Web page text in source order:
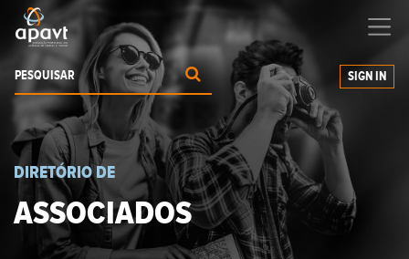
a expandir os seus negócios
SIGN IN
DIRETÓRIO DE
ASSOCIADOS